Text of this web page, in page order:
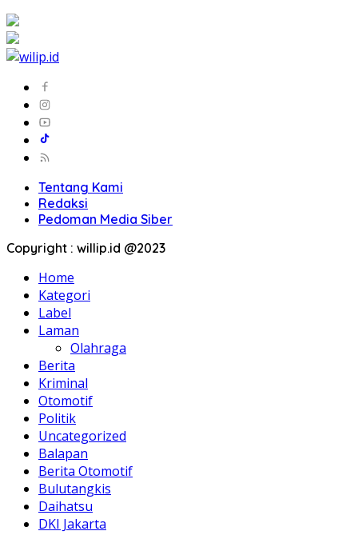
Tentang Kami
Redaksi
Pedoman Media Siber
Copyright : willip.id @2023
Home
Kategori
Label
Laman
Olahraga
Berita
Kriminal
Otomotif
Politik
Uncategorized
Balapan
Berita Otomotif
Bulutangkis
Daihatsu
DKI Jakarta